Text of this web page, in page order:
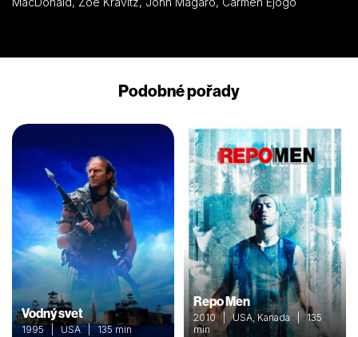
Podobné pořady
Vodný svet
1995 | USA | 135 min
Repo Men
2010 | USA, Kanada | 135
min